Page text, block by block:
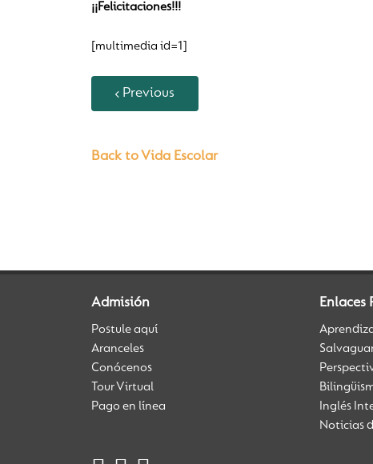
¡¡Felicitaciones!!!
[multimedia id=1]
Previous
Back to Vida Escolar
Admisión
Postule aquí
Aranceles
Conócenos
Tour Virtual
Pago en línea
Enlaces
Inglés
Noticias